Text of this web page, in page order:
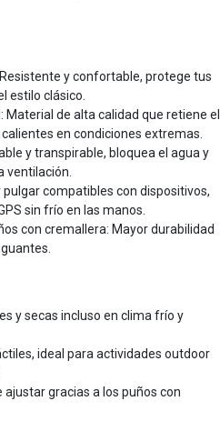
y confortable, protege tus
estilo clásico.
de alta calidad que retiene el
en condiciones extremas.
y transpirable, bloquea el agua y
ventilación.
compatibles con dispositivos,
sin frío en las manos.
con cremallera: Mayor durabilidad
y secas incluso en clima frío y
ideal para actividades outdoor
gracias a los puños con